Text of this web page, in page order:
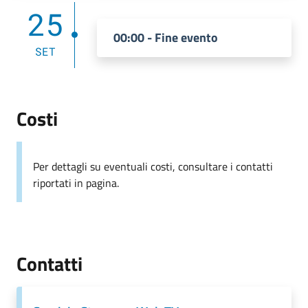
25
SET
00:00 - Fine evento
Costi
Per dettagli su eventuali costi, consultare i contatti
riportati in pagina.
Contatti